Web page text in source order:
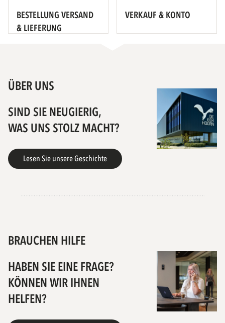
BESTELLUNG VERSAND
& LIEFERUNG
VERKAUF & KONTO
ÜBER UNS
SIND SIE NEUGIERIG,
WAS UNS STOLZ MACHT?
Lesen Sie unsere Geschichte
BRAUCHEN HILFE
HABEN SIE EINE FRAGE?
KÖNNEN WIR IHNEN
HELFEN?